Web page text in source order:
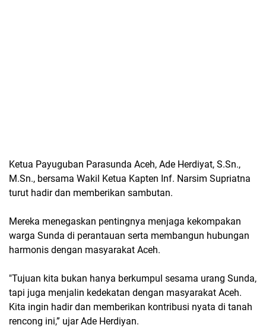
Ketua Payuguban Parasunda Aceh, Ade Herdiyat, S.Sn.,
M.Sn., bersama Wakil Ketua Kapten Inf. Narsim Supriatna
turut hadir dan memberikan sambutan.
Mereka menegaskan pentingnya menjaga kekompakan
warga Sunda di perantauan serta membangun hubungan
harmonis dengan masyarakat Aceh.
"Tujuan kita bukan hanya berkumpul sesama urang Sunda,
tapi juga menjalin kedekatan dengan masyarakat Aceh.
Kita ingin hadir dan memberikan kontribusi nyata di tanah
rencong ini,” ujar Ade Herdiyan.